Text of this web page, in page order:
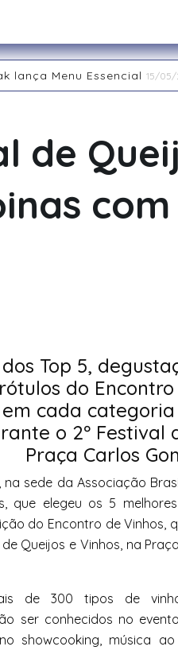
lança Menu Essencial 15/05/
chegou a Indaiatuba15/05/
Uma Jornada Pela
21ª Campinas
de
com
Top 5,
do
em cada
o 2º Festival
Praça Carlos
sede da Associação
que elegeu os 5 melhores
do Encontro deVinhos,
Queijos e Vinhos, na
de 300 tipos de
ser conhecidos no
showcooking, música